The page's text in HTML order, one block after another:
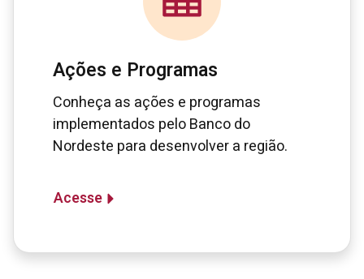
Ações e Programas
Conheça as ações e programas
implementados pelo Banco do
Nordeste para desenvolver a região.
Acesse